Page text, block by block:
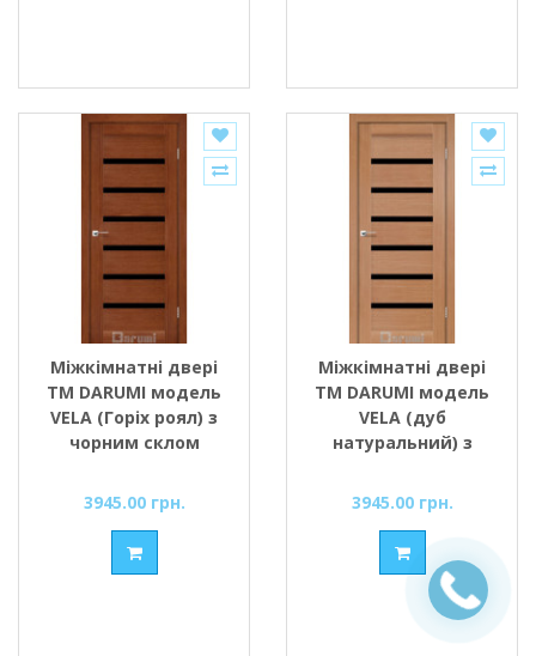
Міжкімнатні двері
ТМ DARUMI модель
VELA (Горіх роял) з
чорним склом
3945.00 грн.
Міжкімнатні двері
ТМ DARUMI модель
VELA (дуб
натуральний) з
3945.00 грн.